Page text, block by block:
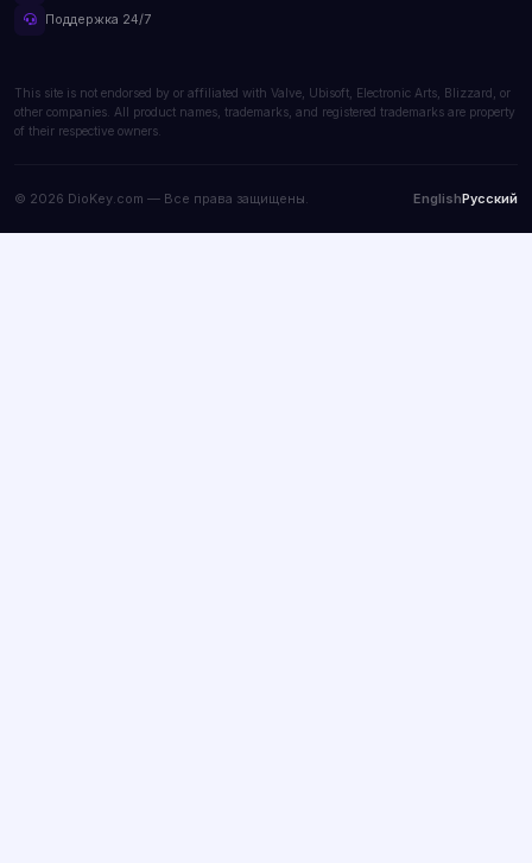
Поддержка 24/7
This site is not endorsed by or affiliated with Valve, Ubisoft, Electronic Arts, Blizzard, or
other companies. All product names, trademarks, and registered trademarks are property
of their respective owners.
© 2026 DioKey.com — Все права защищены. EnglishРусский